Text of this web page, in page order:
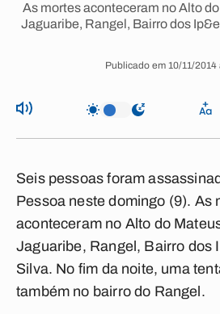
As mortes aconteceram no Alto
Jaguaribe, Rangel, Bairro dos
Publicado em 10/11/2014
Seis pessoas foram
Pessoa neste domingo (9). As
aconteceram no Alto do
Jaguaribe, Rangel, Bairro dos
Silva. No fim da noite, uma
também no bairro do Rangel.